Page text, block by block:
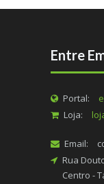
Entre
Portal:
Loja:
Email:
Rua
Centro -